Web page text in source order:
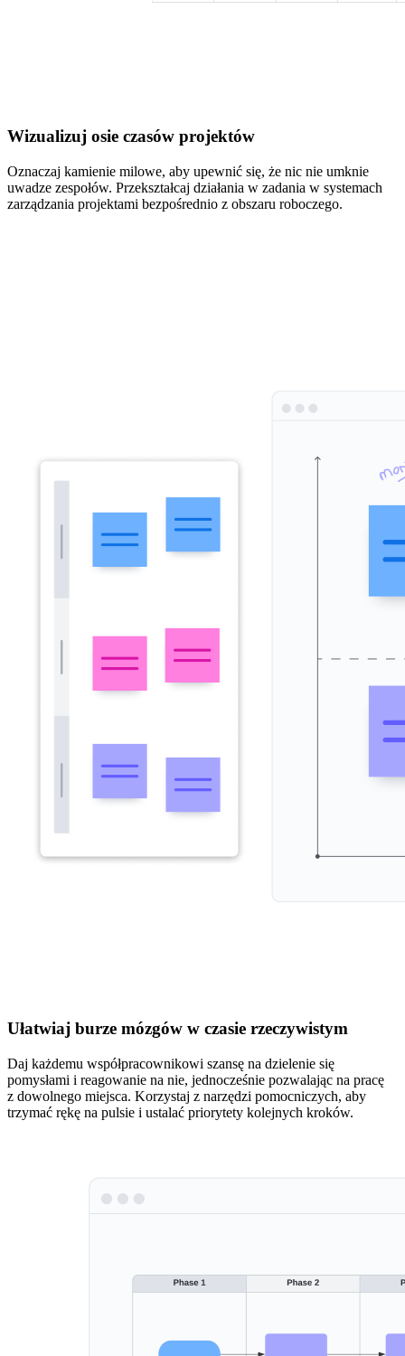
Wizualizuj osie czasów projektów
Oznaczaj kamienie milowe, aby upewnić się, że nic nie umknie
uwadze zespołów. Przekształcaj działania w zadania w systemach
zarządzania projektami bezpośrednio z obszaru roboczego.
Ułatwiaj burze mózgów w czasie rzeczywistym
Daj każdemu współpracownikowi szansę na dzielenie się
pomysłami i reagowanie na nie, jednocześnie pozwalając na pracę
z dowolnego miejsca. Korzystaj z narzędzi pomocniczych, aby
trzymać rękę na pulsie i ustalać priorytety kolejnych kroków.